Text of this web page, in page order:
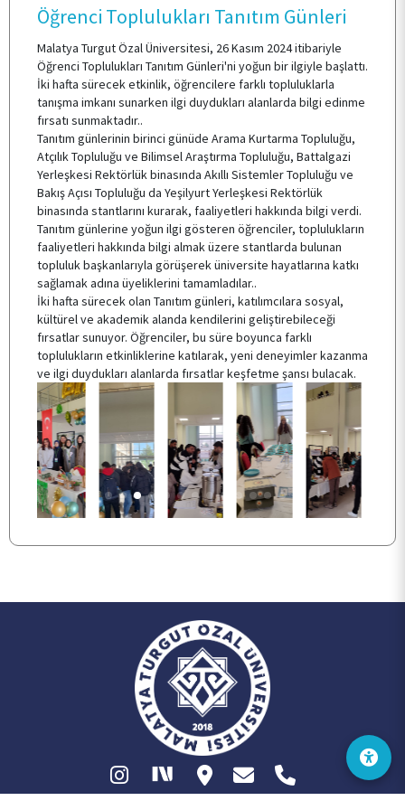
E-HİZMET
ÖĞRENCİ TOPLULUKLARI
TESİSLERİMİZ
YEMEK MENÜSÜ
MEVZUAT
SSS
İLETİŞİM
Öğrenci Toplulukları Tanıtım Günleri
Malatya Turgut Özal Üniversitesi, 26 Kasım 2024 itibariyle
Öğrenci Toplulukları Tanıtım Günleri'ni yoğun bir ilgiyle başlattı.
İki hafta sürecek etkinlik, öğrencilere farklı topluluklarla
tanışma imkanı sunarken ilgi duydukları alanlarda bilgi edinme
fırsatı sunmaktadır..
Tanıtım günlerinin birinci günüde Arama Kurtarma Topluluğu,
Atçılık Topluluğu ve Bilimsel Araştırma Topluluğu, Battalgazi
Yerleşkesi Rektörlük binasında Akıllı Sistemler Topluluğu ve
Bakış Açısı Topluluğu da Yeşilyurt Yerleşkesi Rektörlük
binasında stantlarını kurarak, faaliyetleri hakkında bilgi verdi.
Tanıtım günlerine yoğun ilgi gösteren öğrenciler, toplulukların
faaliyetleri hakkında bilgi almak üzere stantlarda bulunan
topluluk başkanlarıyla görüşerek üniversite hayatlarına katkı
sağlamak adına üyeliklerini tamamladılar..
İki hafta sürecek olan Tanıtım günleri, katılımcılara sosyal,
kültürel ve akademik alanda kendilerini geliştirebileceği
fırsatlar sunuyor. Öğrenciler, bu süre boyunca farklı
toplulukların etkinliklerine katılarak, yeni deneyimler kazanma
ve ilgi duydukları alanlarda fırsatlar keşfetme şansı bulacak.